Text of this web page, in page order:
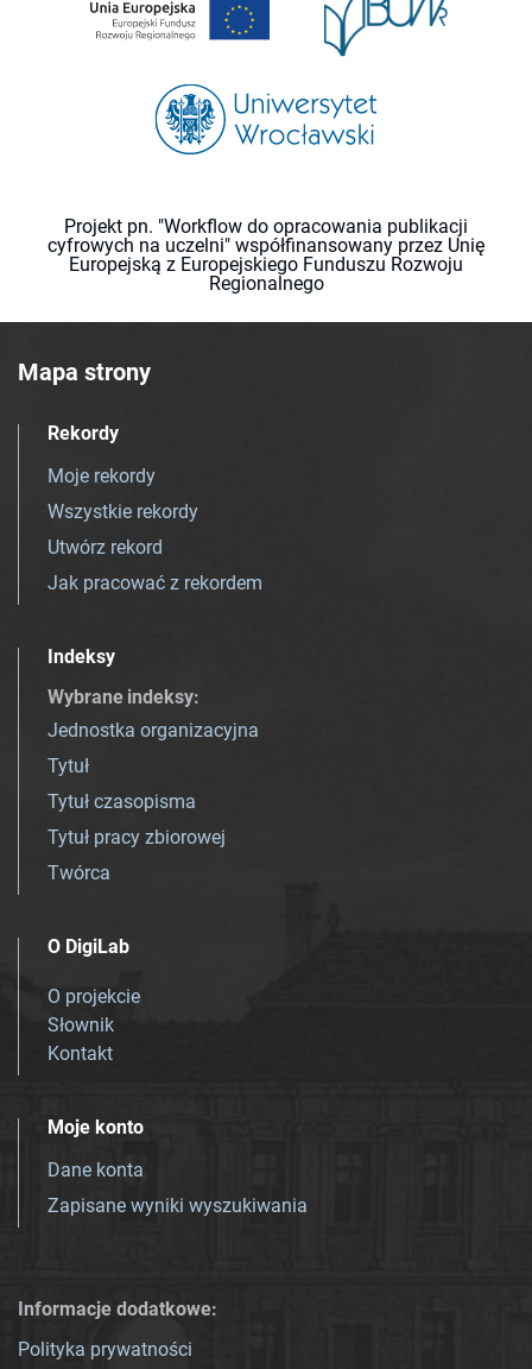
Projekt pn. "Workflow do opracowania publikacji
cyfrowych na uczelni" współfinansowany przez Unię
Europejską z Europejskiego Funduszu Rozwoju
Regionalnego
Mapa strony
Rekordy
Moje rekordy
Wszystkie rekordy
Utwórz rekord
Jak pracować z rekordem
Indeksy
Wybrane indeksy:
Jednostka organizacyjna
Tytuł
Tytuł czasopisma
Tytuł pracy zbiorowej
Twórca
O DigiLab
O projekcie
Słownik
Kontakt
Moje konto
Dane konta
Zapisane wyniki wyszukiwania
Informacje dodatkowe:
Polityka prywatności